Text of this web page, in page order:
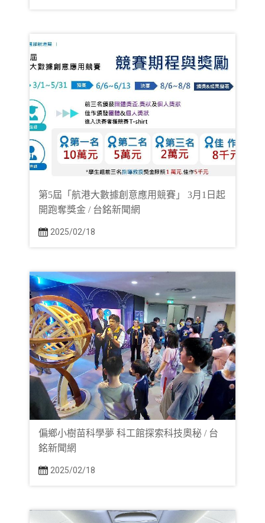
第5屆「航港大數據創意應用競賽」 3月1日起
開跑奪獎金 / 台銘新聞網
2025/02/18
偏鄉小樹苗科學夢 科工館探索科技奧秘 / 台
銘新聞網
2025/02/18